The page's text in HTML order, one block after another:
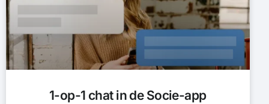
1-op-1 chat in de Socie-app